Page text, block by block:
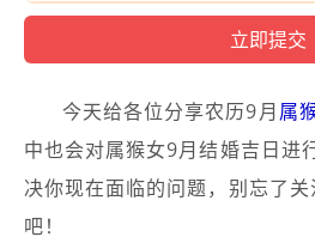
今天给各位分享农历9月属
中也会对属猴女9月结婚吉日进
决你现在面临的问题，别忘了
吧！